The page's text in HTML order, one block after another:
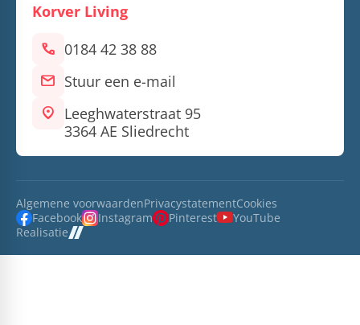
Korver Living
call 0184 42 38 88
mail Stuur een e-mail
location_on Leeghwaterstraat 95
3364 AE Sliedrecht
Algemene voorwaardenPrivacystatementCookies
Facebook
Instagram Pinterest
YouTube
Realisatie